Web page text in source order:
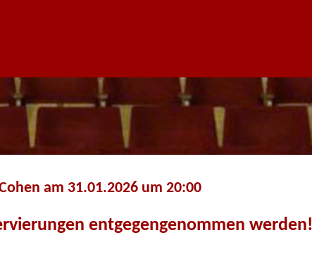
am 31.01.2026 um 20:00
entgegengenommen werden!